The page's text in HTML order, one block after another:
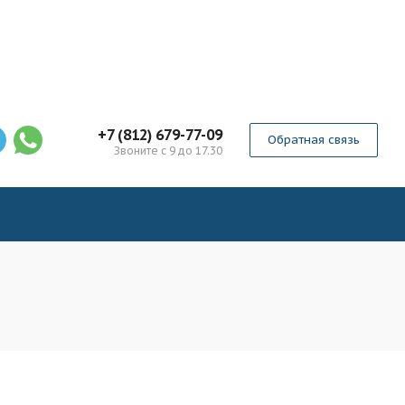
+7 (812) 679-77-09
Звоните с 9 до 17.30
Обратная связь